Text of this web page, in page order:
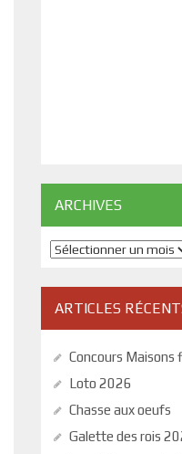
ARCHIVES
Archives
ARTICLES
Concours Maisons
Loto 2026
Chasse aux oeufs
Galette des rois